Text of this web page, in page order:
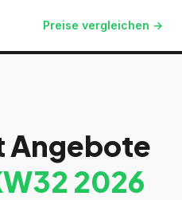
Preise vergleichen →
Angebote
32 2026